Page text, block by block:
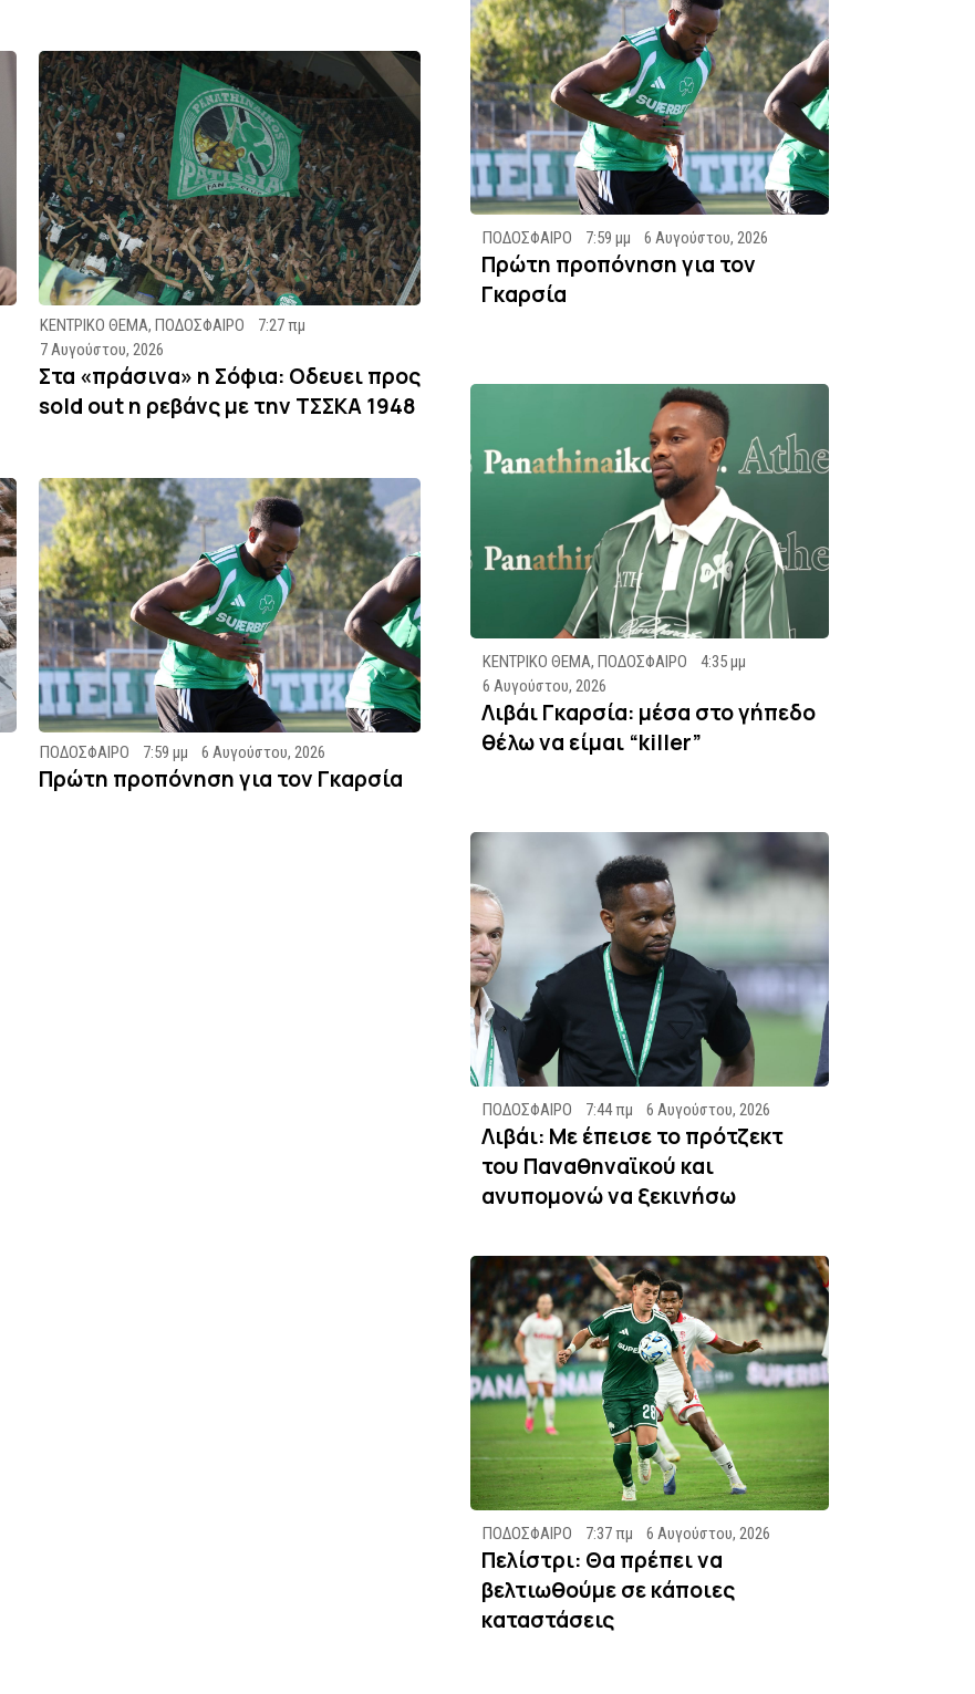
ΚΕΝΤΡΙΚΟ ΘΕΜΑ, ΠΟΔΟΣΦΑΙΡΟ
7:27 πμ
7 Αυγούστου, 2026
Στα «πράσινα» η Σόφια: Οδευει προς
sold out η ρεβάνς με την ΤΣΣΚΑ 1948
ΠΟΔΟΣΦΑΙΡΟ 7:59 μμ 6 Αυγούστου, 2026
Πρώτη προπόνηση για τον Γκαρσία
ΠΟΔΟΣΦΑΙΡΟ 7:59 μμ 6 Αυγούστου, 2026
Πρώτη προπόνηση για τον
Γκαρσία
ΚΕΝΤΡΙΚΟ ΘΕΜΑ, ΠΟΔΟΣΦΑΙΡΟ
4:35 μμ
6 Αυγούστου, 2026
Λιβάι Γκαρσία: μέσα στο γήπεδο
θέλω να είμαι “killer”
ΠΟΔΟΣΦΑΙΡΟ 7:44 πμ 6 Αυγούστου, 2026
Λιβάι: Με έπεισε το πρότζεκτ
του Παναθηναϊκού και
ανυπομονώ να ξεκινήσω
ΠΟΔΟΣΦΑΙΡΟ 7:37 πμ 6 Αυγούστου, 2026
Πελίστρι: Θα πρέπει να
βελτιωθούμε σε κάποιες
καταστάσεις